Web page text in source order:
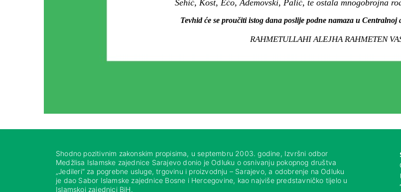
Šehić, Kost, Ećo, Ademovski, Palić, te ostala mnogobrojna
Tevhid će se proučiti istog dana poslije podne namaza u
RAHMETULLAHI ALEJHA RAHMETEN
Shodno pozitivnim zakonskim propisima, u septembru 2003. godine, Izvršni odbor
Medžlisa Islamske zajednice Sarajevo donio je Odluku o osnivanju pokopnog društva
„Jedileri“ za pogrebne usluge, trgovinu i proizvodnju – Sarajevo, a odobrenje na Odluku
je dao Sabor Islamske zajednice Bosne i Hercegovine, kao najviše predstavničko tijelo u
Islamskoj zajednici BiH.